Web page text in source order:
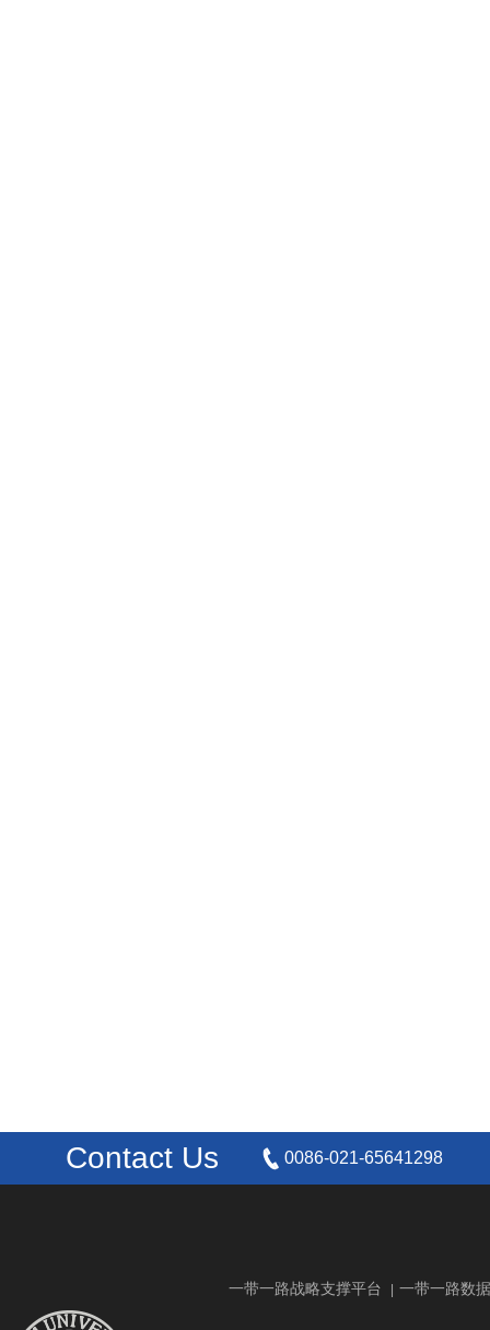
Contact Us 0086-021-65641298
一带一路战略支撑平台 一带一路数